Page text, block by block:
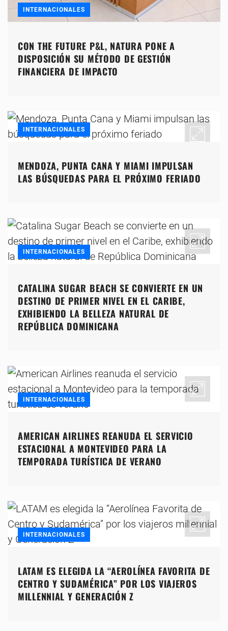
INTERNACIONALES
CON THE FUTURE P&L, NATURA PONE A
DISPOSICIÓN SU MÉTODO DE GESTIÓN
FINANCIERA DE IMPACTO
INTERNACIONALES
MENDOZA, PUNTA CANA Y MIAMI IMPULSAN
LAS BÚSQUEDAS PARA EL PRÓXIMO FERIADO
INTERNACIONALES
CATALINA SUGAR BEACH SE CONVIERTE EN UN
DESTINO DE PRIMER NIVEL EN EL CARIBE,
EXHIBIENDO LA BELLEZA NATURAL DE
REPÚBLICA DOMINICANA
INTERNACIONALES
AMERICAN AIRLINES REANUDA EL SERVICIO
ESTACIONAL A MONTEVIDEO PARA LA
TEMPORADA TURÍSTICA DE VERANO
INTERNACIONALES
LATAM ES ELEGIDA LA “AEROLÍNEA FAVORITA DE
CENTRO Y SUDAMÉRICA” POR LOS VIAJEROS
MILLENNIAL Y GENERACIÓN Z